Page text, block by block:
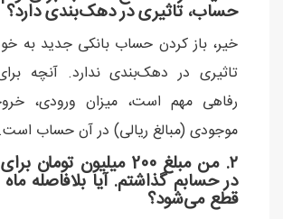
حساب، تاثیری در دهک‌بندی دارد؟
خیر، باز کردن حساب بانکی جدید به
تاثیری در دهک‌بندی ندارد. آنچه
رفاهی مهم است، میزان ورودی،
موجودی (مبالغ ریالی) در آن حساب است.
۲. من مبلغ 200 میلیون
در حسابم گذاشتم. آیا بلافاصله ماه
قطع می‌شود؟